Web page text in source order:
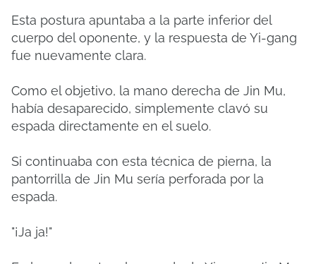
Esta postura apuntaba a la parte inferior del
cuerpo del oponente, y la respuesta de Yi-gang
fue nuevamente clara.
Como el objetivo, la mano derecha de Jin Mu,
había desaparecido, simplemente clavó su
espada directamente en el suelo.
Si continuaba con esta técnica de pierna, la
pantorrilla de Jin Mu sería perforada por la
espada.
"¡Ja ja!"